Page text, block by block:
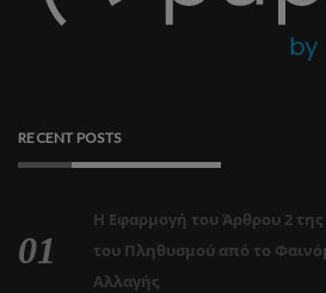
RECENT POSTS
Η Εφαρμογή του Άρθρου 2
του Πληθυσμού από το
Αλλαγής